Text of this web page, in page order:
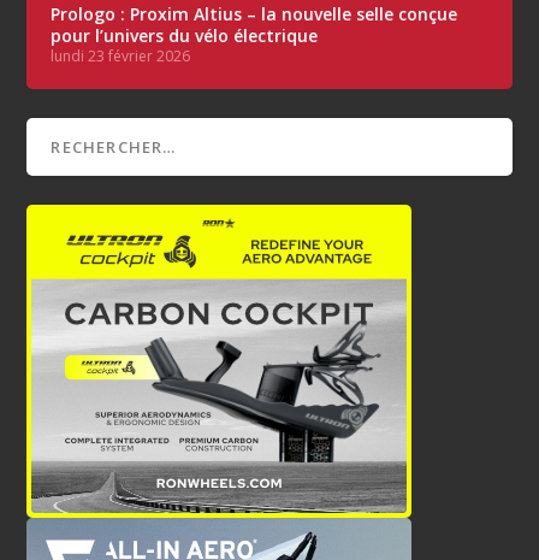
Prologo : Proxim Altius – la nouvelle selle conçue
pour l’univers du vélo électrique
lundi 23 février 2026